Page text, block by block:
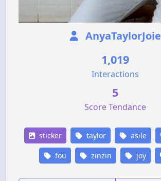
AnyaTaylorJoie
1,019
Interactions
5
Score Tendance
sticker taylor asile
fou zinzin joy